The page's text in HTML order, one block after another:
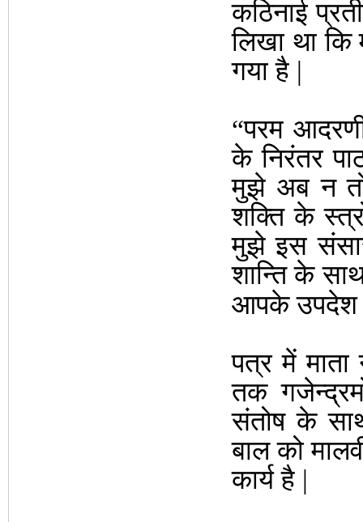
कठिनाई
लिखा था
गया है |
“परम
के निरंतर
मुझे अब न
शक्ति के
मुझे इस
शान्ति के
आपके उपदेश
पत्र में
तक
संतोष के
बाल को
कार्य है |